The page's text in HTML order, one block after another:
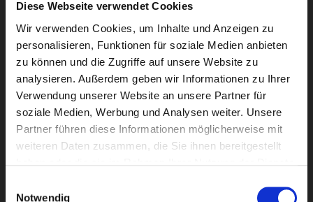
Diese Webseite verwendet Cookies
Wir verwenden Cookies, um Inhalte und Anzeigen zu
personalisieren, Funktionen für soziale Medien anbieten
zu können und die Zugriffe auf unsere Website zu
analysieren. Außerdem geben wir Informationen zu Ihrer
Verwendung unserer Website an unsere Partner für
soziale Medien, Werbung und Analysen weiter. Unsere
Partner führen diese Informationen möglicherweise mit
weiteren Daten zusammen, die Sie ihnen bereitgestellt
Notwendig
Newsletter